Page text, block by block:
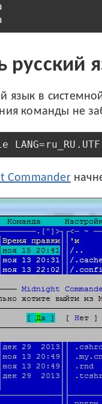
русский
язык в
команды не
Commander